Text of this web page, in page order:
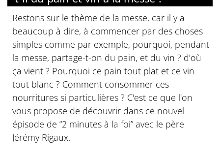
Restons sur le thème de la messe, car il y a
beaucoup à dire, à commencer par des choses
simples comme par exemple, pourquoi, pendant
la messe, partage-t-on du pain, et du vin ? d’où
ça vient ? Pourquoi ce pain tout plat et ce vin
tout blanc ? Comment consommer ces
nourritures si particulières ? C'est ce que l'on
vous propose de découvrir dans ce nouvel
épisode de “2 minutes à la foi” avec le père
Jérémy Rigaux.